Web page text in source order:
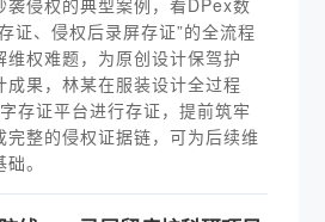
袭侵权的典型案例，看DPex数
证、侵权后录屏存证”的全流程
维权难题，为原创设计保驾护
成果，林某在服装设计全过程
存证平台进行存证，提前筑牢
完整的侵权证据链，可为后续维
。